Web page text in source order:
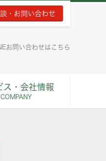
・お問い合わせ
お問い合わせはこちら
ス・会社情報
COMPANY